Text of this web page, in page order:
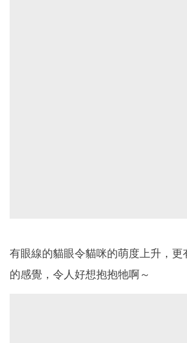
有眼線的貓眼令貓咪的萌度上升，更
的感覺，令人好想抱抱牠啊～